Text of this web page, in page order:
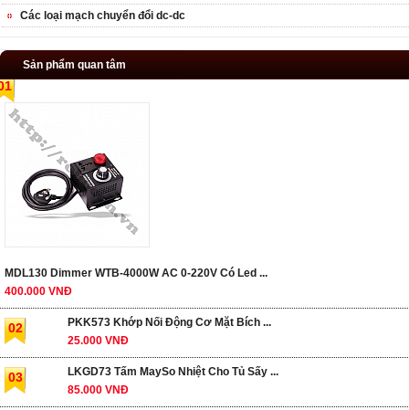
Các loại mạch chuyển đổi dc-dc
Sản phẩm quan tâm
MDL130 Dimmer WTB-4000W AC 0-220V Có Led ...
400.000 VNĐ
02
PKK573 Khớp Nối Động Cơ Mặt Bích ...
25.000 VNĐ
03
LKGD73 Tấm MaySo Nhiệt Cho Tủ Sấy ...
85.000 VNĐ